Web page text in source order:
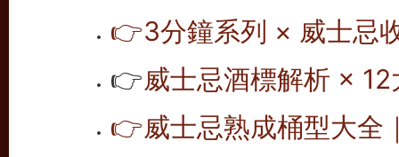
👉3分鐘系列 × 威士忌
👉威士忌酒標解析 ×
👉威士忌熟成桶型大全